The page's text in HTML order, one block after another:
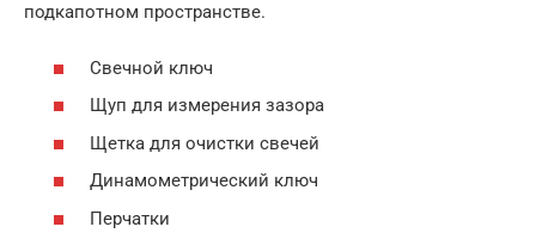
подкапотном пространстве.
Свечной ключ
Щуп для измерения зазора
Щетка для очистки свечей
Динамометрический ключ
Перчатки